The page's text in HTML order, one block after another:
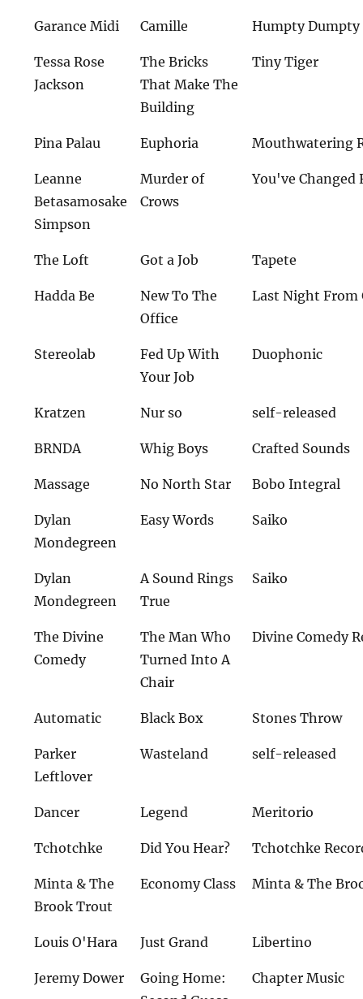
Garance Midi Camille Humpty Dumpty
Tessa Rose
Jackson
The Bricks
That Make The
Building
Tiny Tiger
Pina Palau Euphoria Mouthwatering
Leanne
Betasamosake
Simpson
Murder of
Crows
You've Changed
The Loft Got a Job Tapete
Hadda Be
New To The
Office
Last Night From
Stereolab
Fed Up With
Your Job
Duophonic
Kratzen Nur so self-released
BRNDA Whig Boys Crafted Sounds
Massage No North Star Bobo Integral
Dylan
Mondegreen
Easy Words Saiko
Dylan
Mondegreen
A Sound Rings
True
Saiko
The Divine
Comedy
The Man Who
Turned Into A
Chair
Divine Comedy
Automatic Black Box Stones Throw
Parker
Leftlover
Wasteland self-released
Dancer Legend Meritorio
Tchotchke Did You Hear? Tchotchke
Minta & The
Brook Trout
Economy Class Minta & The
Louis O'Hara Just Grand Libertino
Jeremy Dower
Going Home:
Chapter Music